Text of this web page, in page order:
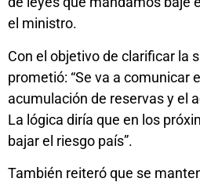
el ministro.
Con el objetivo de clarificar la
prometió: “Se va a comunicar
acumulación de reservas y el
La lógica diría que en los
bajar el riesgo país”.
También reiteró que se